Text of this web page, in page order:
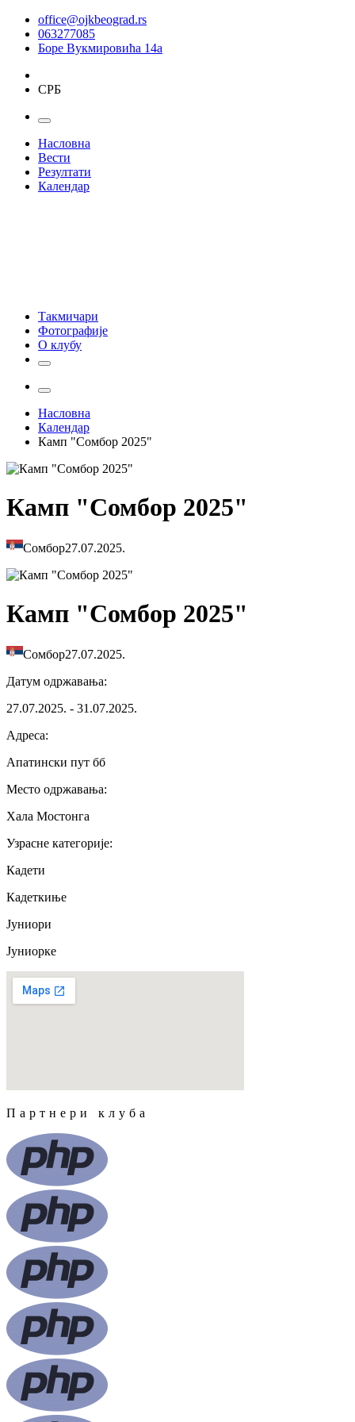
office@ojkbeograd.rs
063277085
Боре Вукмировића 14а
СРБ
Насловна
Вести
Резултати
Календар
Такмичари
Фотографије
О клубу
Насловна
Календар
Камп "Сомбор 2025"
Камп "Сомбор 2025"
Сомбор27.07.2025.
Камп "Сомбор 2025"
Сомбор27.07.2025.
Датум одржавања:
27.07.2025. - 31.07.2025.
Адреса:
Апатински пут бб
Место одржавања:
Хала Мостонга
Узрасне категорије:
Кадети
Кадеткиње
Јуниори
Јуниорке
Партнери клуба